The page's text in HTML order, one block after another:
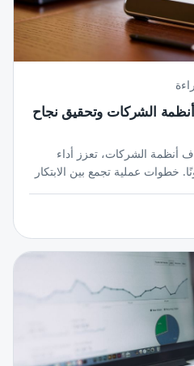
أنظمة الشركات وتحقيق نجاح
أنظمة الشركات، تعزز أداء
عملية تجمع بين الابتكار